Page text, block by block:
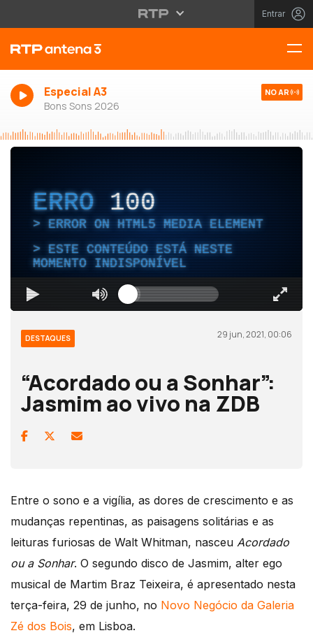
Entrar
Especial A3
Bons Sons 2026
NO AR
ERRO 100
ERROR ON HTML5 MEDIA ELEMENT
ESTE CONTEÚDO ESTÁ NESTE
MOMENTO INDISPONÍVEL
DESTAQUES 29 jun, 2021, 00:06
“Acordado ou a Sonhar”:
Jasmim ao vivo na ZDB
Entre o sono e a vigília, as dores de crescimento e as
mudanças repentinas, as paisagens solitárias e as
leituras furiosas de Walt Whitman, nasceu Acordado
ou a Sonhar. O segundo disco de Jasmim, alter ego
musical de Martim Braz Teixeira, é apresentado nesta
terça-feira, 29 de junho, no Novo Negócio da Galeria
Zé dos Bois, em Lisboa.